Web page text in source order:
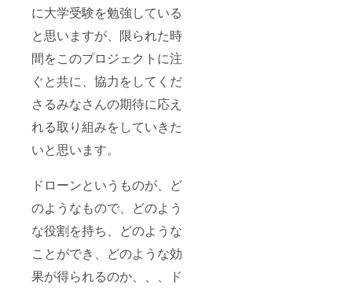
に大学受験を勉強している
と思いますが、限られた時
間をこのプロジェクトに注
ぐと共に、協力をしてくだ
さるみなさんの期待に応え
れる取り組みをしていきた
いと思います。
ドローンというものが、ど
のようなもので、どのよう
な役割を持ち、どのような
ことができ、どのような効
果が得られるのか、、、ド